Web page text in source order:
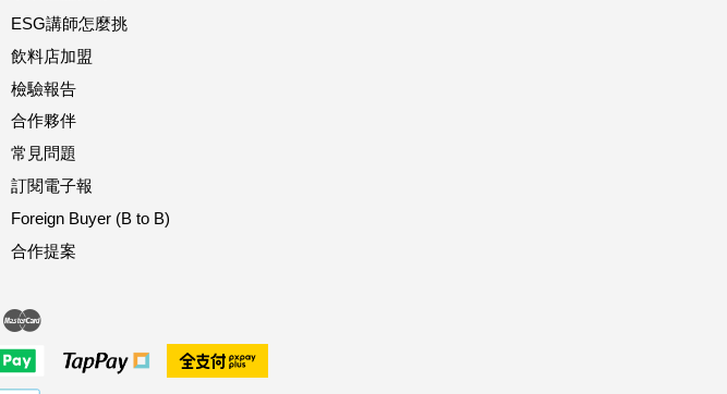
ESG講師怎麼挑
飲料店加盟
檢驗報告
合作夥伴
常見問題
訂閱電子報
Foreign Buyer (B to B)
合作提案
Visa